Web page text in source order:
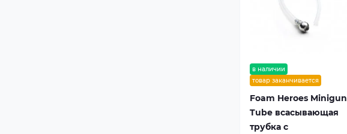
в наличии
товар заканчивается
Foam Heroes Minigun
Tube всасывающая
трубка с